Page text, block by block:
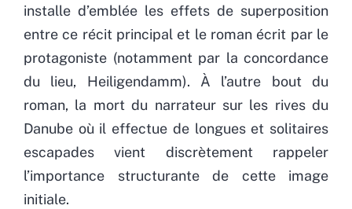
installe d’emblée les effets de superposition
entre ce récit principal et le roman écrit par le
protagoniste (notamment par la concordance
du lieu, Heiligendamm). À l’autre bout du
roman, la mort du narrateur sur les rives du
Danube où il effectue de longues et solitaires
escapades vient discrètement rappeler
l’importance structurante de cette image
initiale.